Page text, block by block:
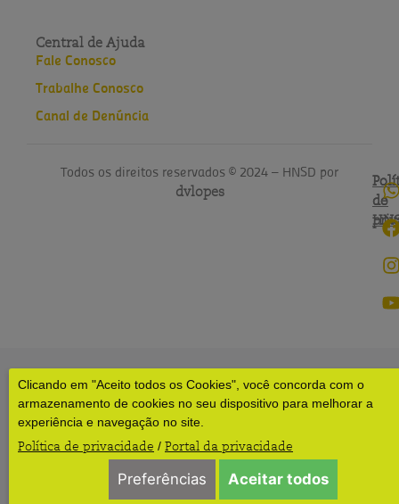
Clicando em "Aceito todos os Cookies", você concorda com o
armazenamento de cookies no seu dispositivo para melhorar a
experiência e navegação no site.
Política de privacidade / Portal da privacidade
Preferências Aceitar todos
Central de Ajuda
Fale Conosco
Trabalhe Conosco
Canal de Denúncia
Todos os direitos reservados © 2024 – HNSD por
dvlopes
de
do